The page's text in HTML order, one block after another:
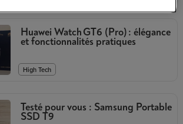
Huawei Watch GT6 (Pro) : élégance
et fonctionnalités pratiques
High Tech
Testé pour vous : Samsung Portable
SSD T9